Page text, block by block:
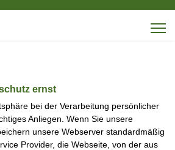
ernst
bei der Verarbeitung persönlicher
Anliegen. Wenn Sie unsere
unsere Webserver standardmäßig
Provider, die Webseite, von der aus